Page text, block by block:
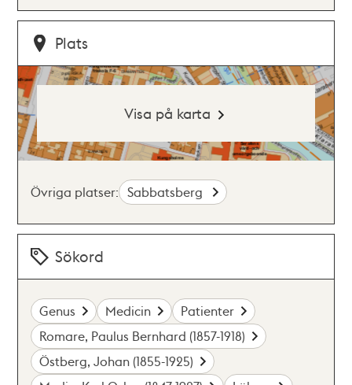
Plats
Visa på karta
Övriga platser: Sabbatsberg
Sökord
Genus Medicin
Patienter
Romare, Paulus Bernhard (1857-1918)
Östberg, Johan (1855-1925)